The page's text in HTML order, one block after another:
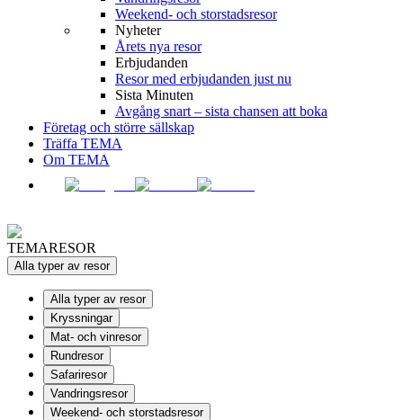
Weekend- och storstadsresor
Nyheter
Årets nya resor
Erbjudanden
Resor med erbjudanden just nu
Sista Minuten
Avgång snart – sista chansen att boka
Företag och större sällskap
Träffa TEMA
Om TEMA
TEMARESOR
Alla typer av resor
Alla typer av resor
Kryssningar
Mat- och vinresor
Rundresor
Safariresor
Vandringsresor
Weekend- och storstadsresor